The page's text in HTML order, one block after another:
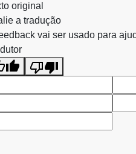
original
a tradução
vai ser usado para